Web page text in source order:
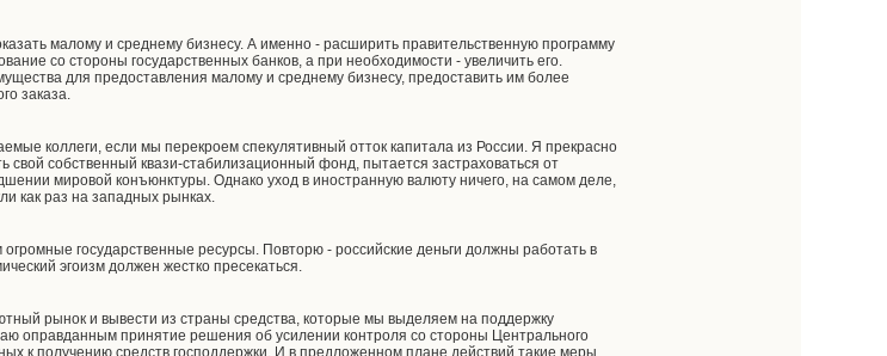
малому и среднему бизнесу. А именно - расширить правительственную программу
со стороны государственных банков, а при необходимости - увеличить его.
для предоставления малому и среднему бизнесу, предоставить им более
заказа.
коллеги, если мы перекроем спекулятивный отток капитала из России. Я прекрасно
свой собственный квази-стабилизационный фонд, пытается застраховаться от
мировой конъюнктуры. Однако уход в иностранную валюту ничего, на самом деле,
как раз на западных рынках.
государственные ресурсы. Повторю - российские деньги должны работать в
эгоизм должен жестко пресекаться.
рынок и вывести из страны средства, которые мы выделяем на поддержку
оправданным принятие решения об усилении контроля со стороны Центрального
к получению средств господдержки. И в предложенном плане действий такие меры